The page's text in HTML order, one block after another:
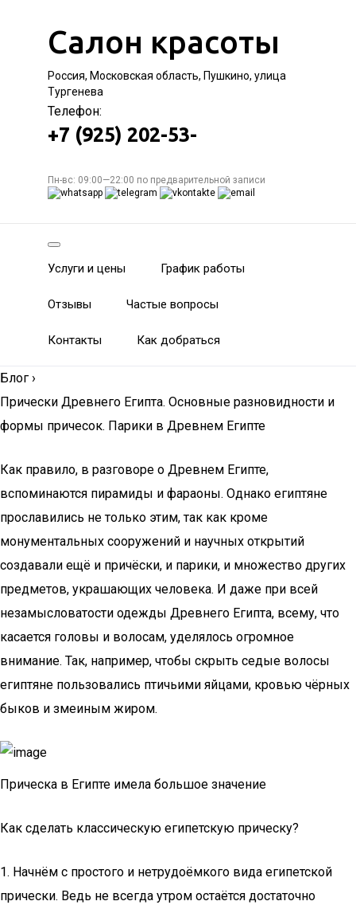
Салон красоты
Россия, Московская область, Пушкино, улица
Тургенева
Телефон:
+7 (925) 202-53-
Пн-вс: 09:00—22:00 по предварительной записи
Услуги и цены График работы
Отзывы Частые вопросы
Контакты Как добраться
Блог ›
Прически Древнего Египта. Основные разновидности и
формы причесок. Парики в Древнем Египте
Как правило, в разговоре о Древнем Египте,
вспоминаются пирамиды и фараоны. Однако египтяне
прославились не только этим, так как кроме
монументальных сооружений и научных открытий
создавали ещё и причёски, и парики, и множество других
предметов, украшающих человека. И даже при всей
незамысловатости одежды Древнего Египта, всему, что
касается головы и волосам, уделялось огромное
внимание. Так, например, чтобы скрыть седые волосы
египтяне пользовались птичьими яйцами, кровью чёрных
быков и змеиным жиром.
Прическа в Египте имела большое значение
Как сделать классическую египетскую прическу?
1. Начнём с простого и нетрудоёмкого вида египетской
прически. Ведь не всегда утром остаётся достаточно